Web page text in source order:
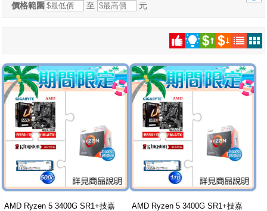
價格範圍
至 元
AMD Ryzen 5 3400G SR1+技嘉
AMD Ryzen 5 3400G SR1+技嘉